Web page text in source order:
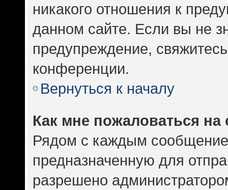
никакого отношения к
данном сайте. Если вы не
предупреждение,
конференции.
Вернуться к началу
Как мне пожаловаться
Рядом с каждым
предназначенную для
разрешено